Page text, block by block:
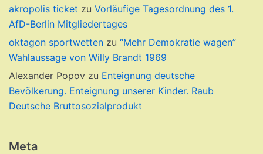
akropolis ticket zu Vorläufige Tagesordnung des 1.
AfD-Berlin Mitgliedertages
oktagon sportwetten zu “Mehr Demokratie wagen”
Wahlaussage von Willy Brandt 1969
Alexander Popov zu Enteignung deutsche
Bevölkerung. Enteignung unserer Kinder. Raub
Deutsche Bruttosozialprodukt
Meta